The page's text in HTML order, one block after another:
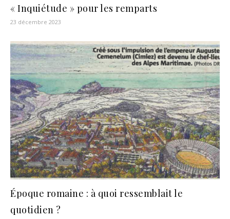
« Inquiétude » pour les remparts
23 décembre 2023
Époque romaine : à quoi ressemblait le
quotidien ?